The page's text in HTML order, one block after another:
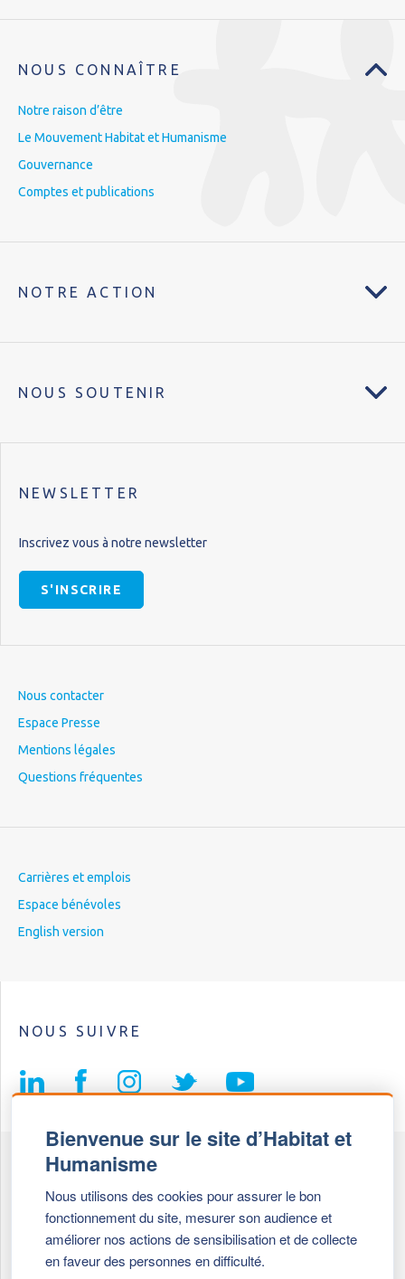
Bienvenue sur le site d’Habitat et
Humanisme
Nous utilisons des cookies pour assurer le bon
fonctionnement du site, mesurer son audience et
améliorer nos actions de sensibilisation et de collecte
en faveur des personnes en difficulté.
NOUS CONNAÎTRE
Notre raison d’être
Le Mouvement Habitat et Humanisme
Gouvernance
Comptes et publications
NOTRE ACTION
NOUS SOUTENIR
NEWSLETTER
Inscrivez vous à notre newsletter
S'INSCRIRE
Nous contacter
Espace Presse
Mentions légales
Questions fréquentes
Carrières et emplois
Espace bénévoles
English version
NOUS SUIVRE
69647 Caluire et Cuire cedex
+ 33 (0)4 72 27 42 58